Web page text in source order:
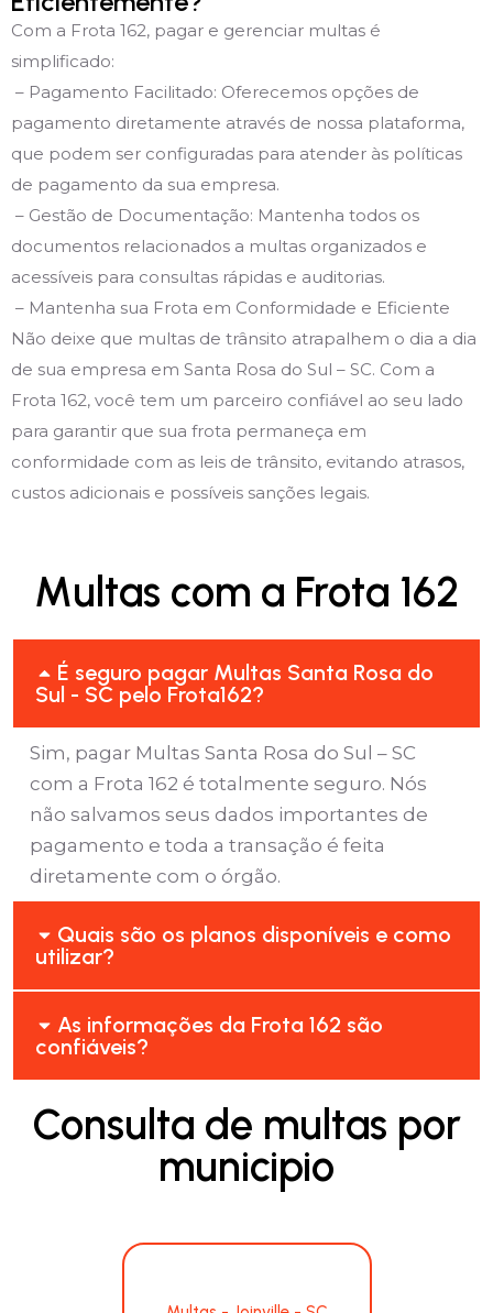
Com a Frota 162, pagar e gerenciar multas é
simplificado:
– Pagamento Facilitado: Oferecemos opções de
pagamento diretamente através de nossa plataforma,
que podem ser configuradas para atender às políticas
de pagamento da sua empresa.
– Gestão de Documentação: Mantenha todos os
documentos relacionados a multas organizados e
acessíveis para consultas rápidas e auditorias.
– Mantenha sua Frota em Conformidade e Eficiente
Não deixe que multas de trânsito atrapalhem o dia a dia
de sua empresa em Santa Rosa do Sul – SC. Com a
Frota 162, você tem um parceiro confiável ao seu lado
para garantir que sua frota permaneça em
conformidade com as leis de trânsito, evitando atrasos,
custos adicionais e possíveis sanções legais.
Multas com a Frota 162
É seguro pagar Multas Santa Rosa do
Sul - SC pelo Frota162?
Sim, pagar Multas Santa Rosa do Sul – SC
com a Frota 162 é totalmente seguro. Nós
não salvamos seus dados importantes de
pagamento e toda a transação é feita
diretamente com o órgão.
Quais são os planos disponíveis e como
utilizar?
As informações da Frota 162 são
confiáveis?
Consulta de multas por
municipio